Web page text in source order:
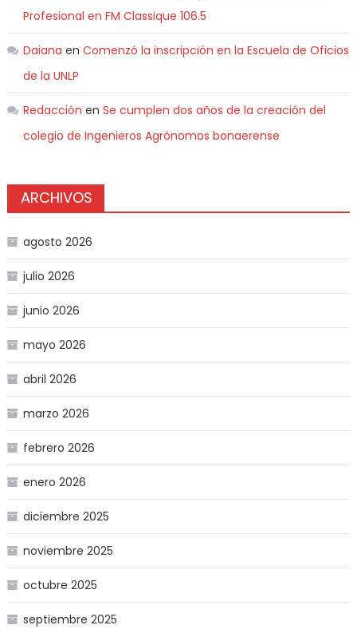
Profesional en FM Classique 106.5
Daiana en Comenzó la inscripción en la Escuela de Oficios
de la UNLP
Redacción en Se cumplen dos años de la creación del
colegio de Ingenieros Agrónomos bonaerense
ARCHIVOS
agosto 2026
julio 2026
junio 2026
mayo 2026
abril 2026
marzo 2026
febrero 2026
enero 2026
diciembre 2025
noviembre 2025
octubre 2025
septiembre 2025